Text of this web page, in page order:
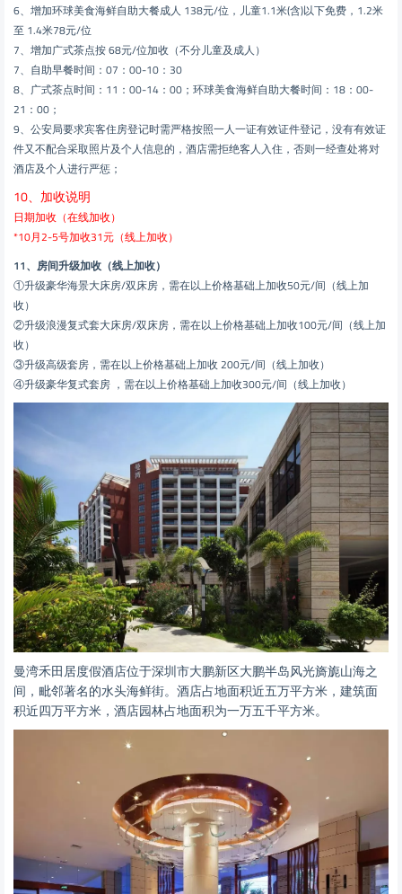
6、增加环球美食海鲜自助大餐成人 138元/位，儿童1.1米(含)以下免费，1.2米
至 1.4米78元/位
7、增加广式茶点按 68元/位加收（不分儿童及成人）
7、自助早餐时间：07：00-10：30
8、广式茶点时间：11：00-14：00；环球美食海鲜自助大餐时间：18：00-
21：00；
9、公安局要求宾客住房登记时需严格按照一人一证有效证件登记，没有有效证
件又不配合采取照片及个人信息的，酒店需拒绝客人入住，否则一经查处将对
酒店及个人进行严惩；
10、加收说明
日期加收（在线加收）
*10月2-5号加收31元（线上加收）
11、房间升级加收（线上加收）
①升级豪华海景大床房/双床房，需在以上价格基础上加收50元/间（线上加
收）
②升级浪漫复式套大床房/双床房，需在以上价格基础上加收100元/间（线上加
收）
③升级高级套房，需在以上价格基础上加收 200元/间（线上加收）
④升级豪华复式套房 ，需在以上价格基础上加收300元/间（线上加收）
曼湾禾田居度假酒店位于深圳市大鹏新区大鹏半岛风光旖旎山海之
间，毗邻著名的水头海鲜街。酒店占地面积近五万平方米，建筑面
积近四万平方米，酒店园林占地面积为一万五千平方米。